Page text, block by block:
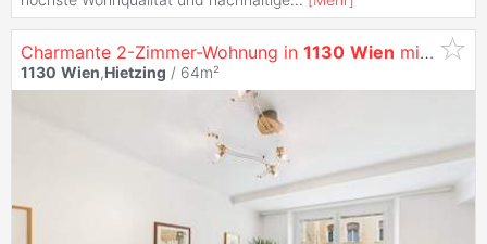
Charmante 2-Zimmer-Wohnung in 1130 Wien mit Balkon und Gartenmitbenützung
1130 Wien,Hietzing / 64m²